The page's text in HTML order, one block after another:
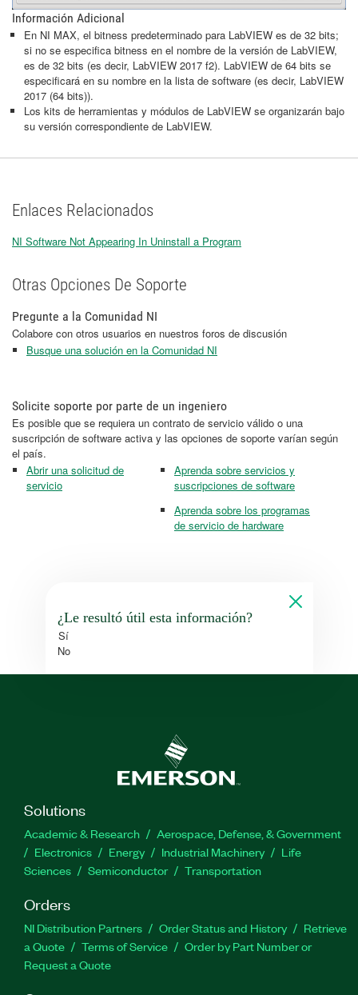
Información Adicional
En NI MAX, el bitness predeterminado para LabVIEW es de 32 bits;
si no se especifica bitness en el nombre de la versión de LabVIEW,
es de 32 bits (es decir, LabVIEW 2017 f2). LabVIEW de 64 bits se
especificará en su nombre en la lista de software (es decir, LabVIEW
2017 (64 bits)).
Los kits de herramientas y módulos de LabVIEW se organizarán bajo
su versión correspondiente de LabVIEW.
Enlaces Relacionados
NI Software Not Appearing In Uninstall a Program
Otras Opciones De Soporte
Pregunte a la Comunidad NI
Colabore con otros usuarios en nuestros foros de discusión
Busque una solución en la Comunidad NI
Solicite soporte por parte de un ingeniero
Es posible que se requiera un contrato de servicio válido o una
suscripción de software activa y las opciones de soporte varían según
el país.
Abrir una solicitud de
servicio
Aprenda sobre servicios y
suscripciones de software
Aprenda sobre los programas
de servicio de hardware
¿Le resultó útil esta información?
Sí
No
Solutions
Academic & Research
Aerospace, Defense, & Government
Electronics
Energy Industrial Machinery
Life
Sciences
Semiconductor Transportation
Orders
NI Distribution Partners Order Status and History
Retrieve
a Quote
Terms of Service
Order by Part Number or
Request a Quote